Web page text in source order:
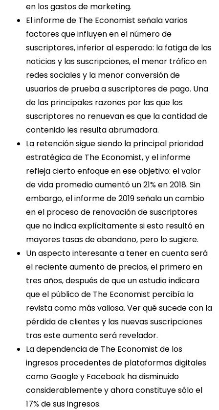
en los gastos de marketing.
El informe de The Economist señala varios
factores que influyen en el número de
suscriptores, inferior al esperado: la fatiga de las
noticias y las suscripciones, el menor tráfico en
redes sociales y la menor conversión de
usuarios de prueba a suscriptores de pago. Una
de las principales razones por las que los
suscriptores no renuevan es que la cantidad de
contenido les resulta abrumadora.
La retención sigue siendo la principal prioridad
estratégica de The Economist, y el informe
refleja cierto enfoque en ese objetivo: el valor
de vida promedio aumentó un 21% en 2018. Sin
embargo, el informe de 2019 señala un cambio
en el proceso de renovación de suscriptores
que no indica explícitamente si esto resultó en
mayores tasas de abandono, pero lo sugiere.
Un aspecto interesante a tener en cuenta será
el reciente aumento de precios, el primero en
tres años, después de que un estudio indicara
que el público de The Economist percibía la
revista como más valiosa. Ver qué sucede con la
pérdida de clientes y las nuevas suscripciones
tras este aumento será revelador.
La dependencia de The Economist de los
ingresos procedentes de plataformas digitales
como Google y Facebook ha disminuido
considerablemente y ahora constituye sólo el
17% de sus ingresos.